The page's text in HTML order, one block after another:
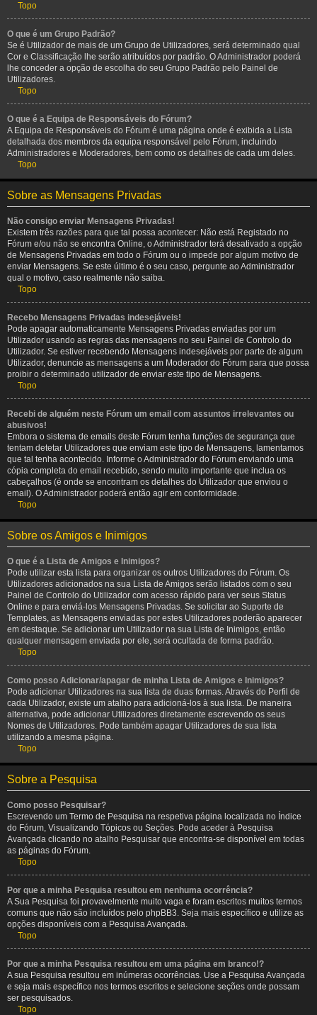
Topo
O que é um Grupo Padrão?
Se é Utilizador de mais de um Grupo de Utilizadores, será determinado qual
Cor e Classificação lhe serão atribuídos por padrão. O Administrador poderá
lhe conceder a opção de escolha do seu Grupo Padrão pelo Painel de
Utilizadores.
Topo
O que é a Equipa de Responsáveis do Fórum?
A Equipa de Responsáveis do Fórum é uma página onde é exibida a Lista
detalhada dos membros da equipa responsável pelo Fórum, incluindo
Administradores e Moderadores, bem como os detalhes de cada um deles.
Topo
Sobre as Mensagens Privadas
Não consigo enviar Mensagens Privadas!
Existem três razões para que tal possa acontecer: Não está Registado no
Fórum e/ou não se encontra Online, o Administrador terá desativado a opção
de Mensagens Privadas em todo o Fórum ou o impede por algum motivo de
enviar Mensagens. Se este último é o seu caso, pergunte ao Administrador
qual o motivo, caso realmente não saiba.
Topo
Recebo Mensagens Privadas indesejáveis!
Pode apagar automaticamente Mensagens Privadas enviadas por um
Utilizador usando as regras das mensagens no seu Painel de Controlo do
Utilizador. Se estiver recebendo Mensagens indesejáveis por parte de algum
Utilizador, denuncie as mensagens a um Moderador do Fórum para que possa
proibir o determinado utilizador de enviar este tipo de Mensagens.
Topo
Recebi de alguém neste Fórum um email com assuntos irrelevantes ou
abusivos!
Embora o sistema de emails deste Fórum tenha funções de segurança que
tentam detetar Utilizadores que enviam este tipo de Mensagens, lamentamos
que tal tenha acontecido. Informe o Administrador do Fórum enviando uma
cópia completa do email recebido, sendo muito importante que inclua os
cabeçalhos (é onde se encontram os detalhes do Utilizador que enviou o
email). O Administrador poderá então agir em conformidade.
Topo
Sobre os Amigos e Inimigos
O que é a Lista de Amigos e Inimigos?
Pode utilizar esta lista para organizar os outros Utilizadores do Fórum. Os
Utilizadores adicionados na sua Lista de Amigos serão listados com o seu
Painel de Controlo do Utilizador com acesso rápido para ver seus Status
Online e para enviá-los Mensagens Privadas. Se solicitar ao Suporte de
Templates, as Mensagens enviadas por estes Utilizadores poderão aparecer
em destaque. Se adicionar um Utilizador na sua Lista de Inimigos, então
qualquer mensagem enviada por ele, será ocultada de forma padrão.
Topo
Como posso Adicionar/apagar de minha Lista de Amigos e Inimigos?
Pode adicionar Utilizadores na sua lista de duas formas. Através do Perfil de
cada Utilizador, existe um atalho para adicioná-los à sua lista. De maneira
alternativa, pode adicionar Utilizadores diretamente escrevendo os seus
Nomes de Utilizadores. Pode também apagar Utilizadores de sua lista
utilizando a mesma página.
Topo
Sobre a Pesquisa
Como posso Pesquisar?
Escrevendo um Termo de Pesquisa na respetiva página localizada no Índice
do Fórum, Visualizando Tópicos ou Seções. Pode aceder à Pesquisa
Avançada clicando no atalho Pesquisar que encontra-se disponível em todas
as páginas do Fórum.
Topo
Por que a minha Pesquisa resultou em nenhuma ocorrência?
A Sua Pesquisa foi provavelmente muito vaga e foram escritos muitos termos
comuns que não são incluídos pelo phpBB3. Seja mais específico e utilize as
opções disponíveis com a Pesquisa Avançada.
Topo
Por que a minha Pesquisa resultou em uma página em branco!?
A sua Pesquisa resultou em inúmeras ocorrências. Use a Pesquisa Avançada
e seja mais específico nos termos escritos e selecione seções onde possam
ser pesquisados.
Topo